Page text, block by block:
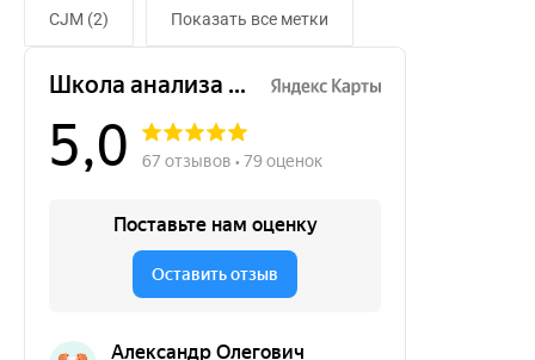
CJM (2) Показать все метки